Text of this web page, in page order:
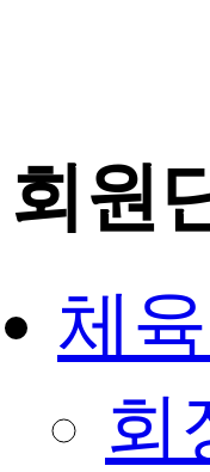
회원
체
회